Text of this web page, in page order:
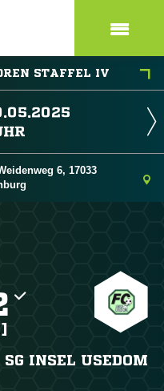
STAFFEL IV
6, 17033
SG INSEL USEDOM